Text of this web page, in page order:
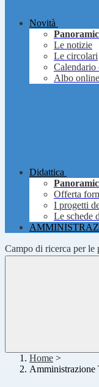
Novità
Le notizie
Le circolari
Calendario
Albo online
Didattica
Offerta
I progetti
Le schede
Campo di ricerca per le
Home >
Amministrazione